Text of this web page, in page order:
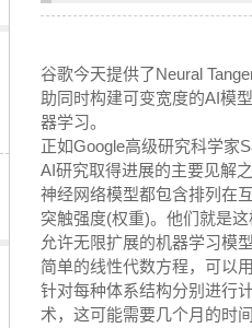
谷歌今天提供了Neural
助同时构建可变宽度的AI模
器学习。
正如Google高级研究科学家
AI研究取得进展的主要见解
神经网络模型都包含排列在
突触强度(权重)。他们就是
允许无限扩展的机器学习模
简单的线性代数方程，可以
针对每种体系结构分别进行
术，这可能需要几个月的时间